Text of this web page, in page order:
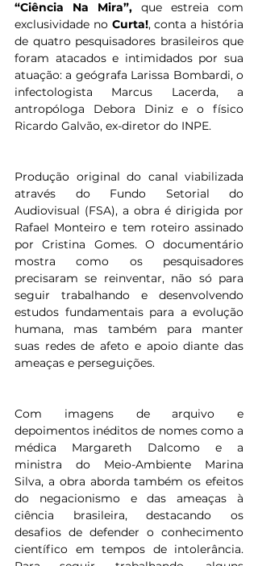
“Ciência Na Mira”, que estreia com
exclusividade no Curta!, conta a história
de quatro pesquisadores brasileiros que
foram atacados e intimidados por sua
atuação: a geógrafa Larissa Bombardi, o
infectologista Marcus Lacerda, a
antropóloga Debora Diniz e o físico
Ricardo Galvão, ex-diretor do INPE.
Produção original do canal viabilizada
através do Fundo Setorial do
Audiovisual (FSA), a obra é dirigida por
Rafael Monteiro e tem roteiro assinado
por Cristina Gomes. O documentário
mostra como os pesquisadores
precisaram se reinventar, não só para
seguir trabalhando e desenvolvendo
estudos fundamentais para a evolução
humana, mas também para manter
suas redes de afeto e apoio diante das
ameaças e perseguições.
Com imagens de arquivo e
depoimentos inéditos de nomes como a
médica Margareth Dalcomo e a
ministra do Meio-Ambiente Marina
Silva, a obra aborda também os efeitos
do negacionismo e das ameaças à
ciência brasileira, destacando os
desafios de defender o conhecimento
científico em tempos de intolerância.